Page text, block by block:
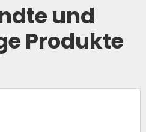
und
Produkte